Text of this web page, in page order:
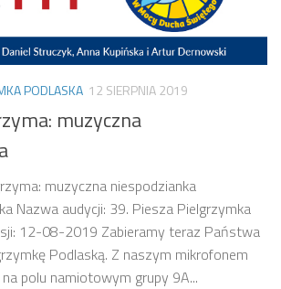
PODLASKA 12 SIERPNIA 2019
muzyczna
muzyczna niespodzianka
Nazwa audycji: 39. Piesza Pielgrzymka
12-08-2019 Zabieramy teraz Państwa
Podlaską. Z naszym mikrofonem
polu namiotowym grupy 9A...